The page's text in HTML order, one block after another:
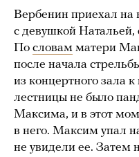
Вербенин приехал на
с девушкой
По словам матери
после начала
из концертного зала
лестницы не было
Максима, и в этот
в него. Максим упал
не увидели ее. Затем